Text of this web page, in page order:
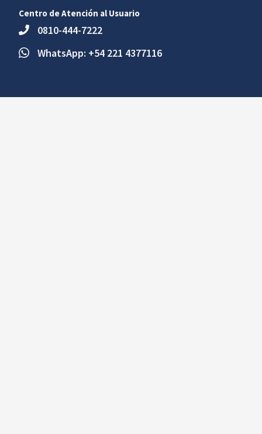
Centro de Atención al Usuario
0810-444-7222
WhatsApp: +54 221 4377116